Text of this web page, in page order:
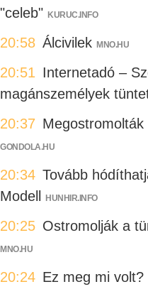
"celeb" KURUC.INFO
20:58 Álcivilek MNO.HU
20:51 Internetadó –
magánszemélyek
20:37
GONDOLA.HU
20:34 Tovább
Modell
HUNHIR.INFO
20:25 Ostromolják a
MNO.HU
20:24 Ez meg mi volt?